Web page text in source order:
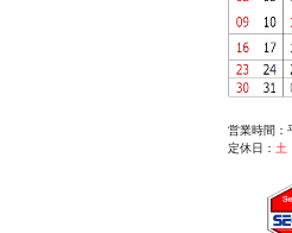
営業時間
定休日： 土